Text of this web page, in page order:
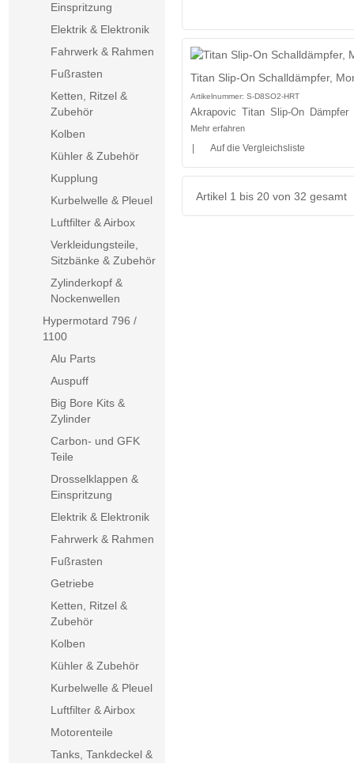
Titan Slip-On Schalldämpfer,
Artikelnummer: S-D8SO2-HRT
Akrapovic Titan Slip-On
Mehr erfahren
Auf die Vergleichsliste
Artikel 1 bis 20 von 32 gesamt
Einspritzung
Elektrik & Elektronik
Fahrwerk & Rahmen
Fußrasten
Ketten, Ritzel &
Zubehör
Kolben
Kühler & Zubehör
Kupplung
Kurbelwelle & Pleuel
Luftfilter & Airbox
Verkleidungsteile,
Sitzbänke & Zubehör
Zylinderkopf &
Nockenwellen
Hypermotard 796 /
1100
Alu Parts
Auspuff
Big Bore Kits &
Zylinder
Carbon- und GFK
Teile
Drosselklappen &
Einspritzung
Elektrik & Elektronik
Fahrwerk & Rahmen
Fußrasten
Getriebe
Ketten, Ritzel &
Zubehör
Kolben
Kühler & Zubehör
Kurbelwelle & Pleuel
Luftfilter & Airbox
Motorenteile
Tanks, Tankdeckel &